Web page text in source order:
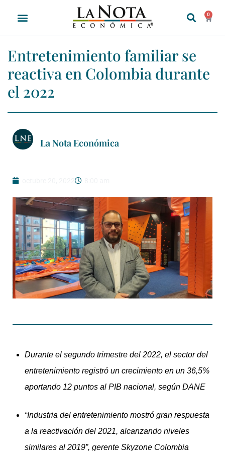
0
Entretenimiento familiar se
reactiva en Colombia durante
el 2022
La Nota Económica
Durante el segundo trimestre del 2022, el sector del
entretenimiento registró un crecimiento en un 36,5%
aportando 12 puntos al PIB nacional, según DANE
“Industria del entretenimiento mostró gran respuesta
a la reactivación del 2021, alcanzando niveles
similares al 2019”, gerente Skyzone Colombia